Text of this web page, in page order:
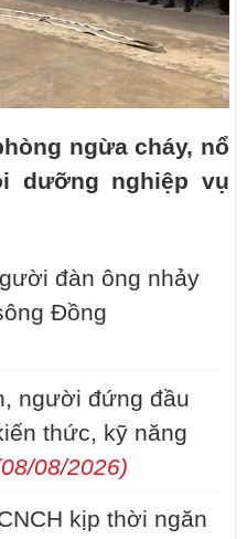
ngừa cháy, nổ
dưỡng nghiệp vụ
đàn ông nhảy
Đồng
người đứng đầu
thức, kỹ năng
08/2026)
kịp thời ngăn